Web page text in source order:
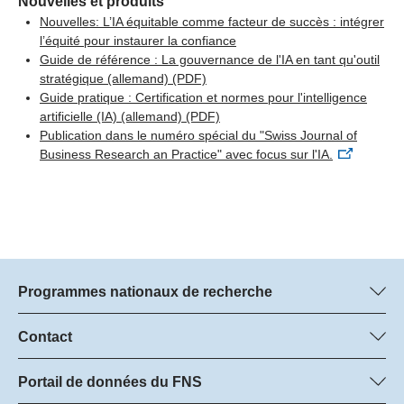
Nouvelles: L’IA équitable comme facteur de succès : intégrer
l’équité pour instaurer la confiance
Guide de référence : La gouvernance de l'IA en tant qu'outil
stratégique (allemand) (PDF)
Guide pratique : Certification et normes pour l'intelligence
artificielle (IA) (allemand) (PDF)
Publication dans le numéro spécial du "Swiss Journal of
Business Research an Practice" avec focus sur l'IA.
Programmes nationaux de recherche
Vous trouverez ici des informations sur tous les Programmes
nationaux de recherche (PNR) :
Tous les PNR
Contact
Managers du programme
Dr. Marjory Hunt, FNS
Dr. Boris Buzek, FNS
Portail de données du FNS